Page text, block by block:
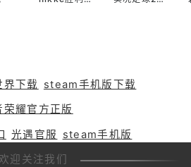
界下载 steam手机版下载
荣耀官方正版
光遇官服
steam手机版
欢迎关注我们